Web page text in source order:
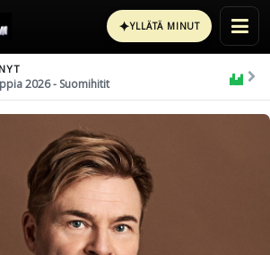
✦YLLÄTÄ MINUT
2026 - Suomihitit